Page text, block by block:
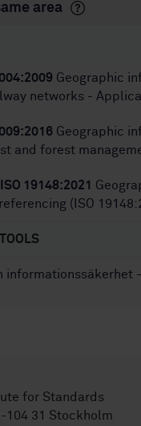
area
Geographic
networks -
Geographic
and forest
19148:2021
referencing (ISO
informationssäkerhet
for Standards
104 31 Stockholm